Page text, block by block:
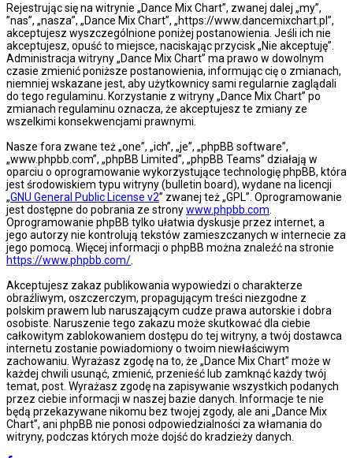
Rejestrując się na witrynie „Dance Mix Chart”, zwanej dalej „my”,
”nas”, „nasza”, „Dance Mix Chart”, „https://www.dancemixchart.pl”,
akceptujesz wyszczególnione poniżej postanowienia. Jeśli ich nie
akceptujesz, opuść to miejsce, naciskając przycisk „Nie akceptuję”.
Administracja witryny „Dance Mix Chart” ma prawo w dowolnym
czasie zmienić poniższe postanowienia, informując cię o zmianach,
niemniej wskazane jest, aby użytkownicy sami regularnie zaglądali
do tego regulaminu. Korzystanie z witryny „Dance Mix Chart” po
zmianach regulaminu oznacza, że akceptujesz te zmiany ze
wszelkimi konsekwencjami prawnymi.
Nasze fora zwane też „one”, „ich”, „je”, „phpBB software”,
„www.phpbb.com”, „phpBB Limited”, „phpBB Teams” działają w
oparciu o oprogramowanie wykorzystujące technologię phpBB, która
jest środowiskiem typu witryny (bulletin board), wydane na licencji
„GNU General Public License v2” zwanej też „GPL”. Oprogramowanie
jest dostępne do pobrania ze stronywww.phpbb.com
Oprogramowanie phpBB tylko ułatwia dyskusje przez internet, a
jego autorzy nie kontrolują tekstów zamieszczanych w internecie za
jego pomocą. Więcej informacji o phpBB można znaleźć na stronie
https://www.phpbb.com/
Akceptujesz zakaz publikowania wypowiedzi o charakterze
obraźliwym, oszczerczym, propagującym treści niezgodne z
polskim prawem lub naruszającym cudze prawa autorskie i dobra
osobiste. Naruszenie tego zakazu może skutkować dla ciebie
całkowitym zablokowaniem dostępu do tej witryny, a twój dostawca
internetu zostanie powiadomiony o twoim niewłaściwym
zachowaniu. Wyrażasz zgodę na to, że „Dance Mix Chart” może w
każdej chwili usunąć, zmienić, przenieść lub zamknąć każdy twój
temat, post. Wyrażasz zgodę na zapisywanie wszystkich podanych
przez ciebie informacji w naszej bazie danych. Informacje te nie
będą przekazywane nikomu bez twojej zgody, ale ani „Dance Mix
Chart”, ani phpBB nie ponosi odpowiedzialności za włamania do
witryny, podczas których może dojść do kradzieży danych.